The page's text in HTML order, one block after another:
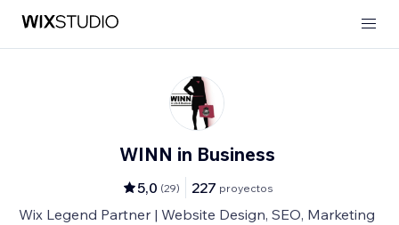
WINN in Business
5,0 (29) 227 proyectos
Wix Legend Partner | Website Design, SEO, Marketing